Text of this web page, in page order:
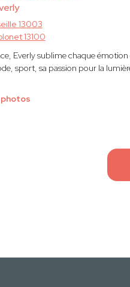
13003
13100
Everly sublime chaque
sport, sa passion pour la